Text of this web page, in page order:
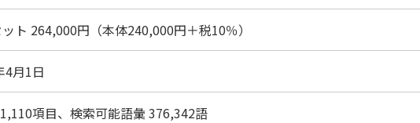
ト 264,000円（本体240,000円＋税10％）
4月1日
項目、検索可能語彙 376,342語